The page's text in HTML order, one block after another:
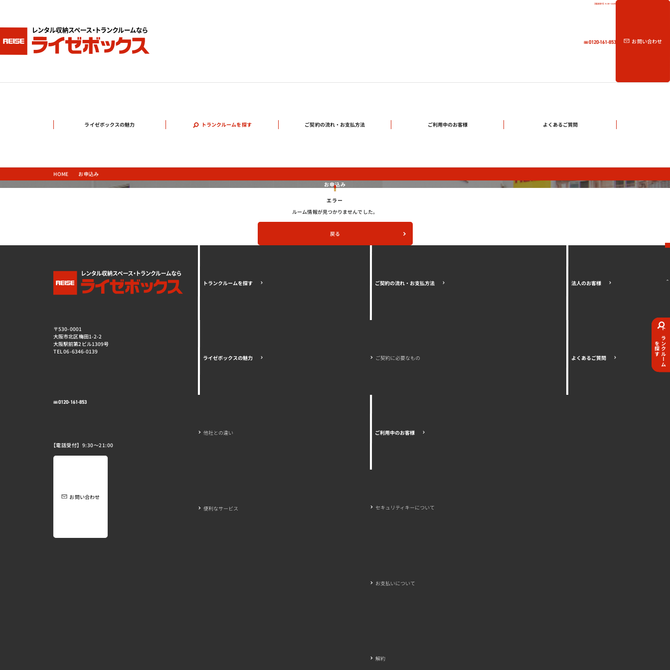
【電話受付】9:30～21:00
0120-161-853 お問い合わせ
ライゼボックスの魅力 トランクルームを探す ご契約の流れ・お支払方法 ご利用中のお客様 よくあるご質問
HOME お申込み
お申込み
エラー
ルーム情報が見つかりませんでした。
戻る
トランクルーム
を探す
〒530-0001
大阪市北区梅田1-2-2
大阪駅前第2ビル1309号
TEL 06-6346-0139
0120-161-853
【電話受付】9:30～21:00
お問い合わせ
トランクルームを探す
ライゼボックスの魅力
他社との違い
便利なサービス
ご契約の流れ・お支払方法
ご契約に必要なもの
ご利用中のお客様
セキュリティキーについて
お支払いについて
解約
法人のお客様
よくあるご質問